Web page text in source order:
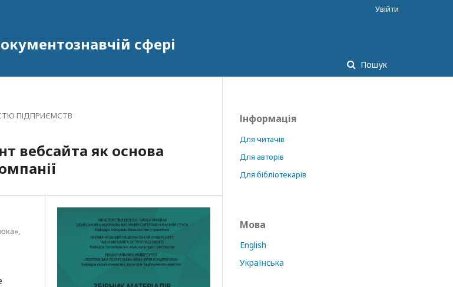
сфері
Пошук
Увійти
ПІДПРИЄМСТВ
вебсайта як основа
Інформація
Для читачів
Для авторів
Для бібліотекарів
Мова
English
Українська